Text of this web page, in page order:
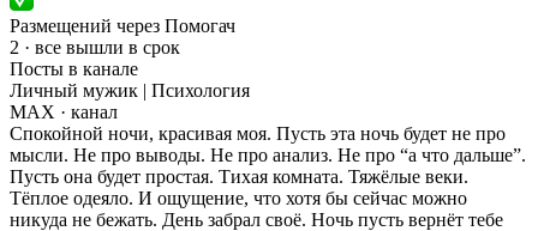
Размещений через Помогач
2 · все вышли в срок
Посты в канале
Личный мужик | Психология
MAX · канал
Спокойной ночи, красивая моя. Пусть эта ночь будет не про
мысли. Не про выводы. Не про анализ. Не про “а что дальше”.
Пусть она будет простая. Тихая комната. Тяжёлые веки.
Тёплое одеяло. И ощущение, что хотя бы сейчас можно
никуда не бежать. День забрал своё. Ночь пусть вернёт тебе